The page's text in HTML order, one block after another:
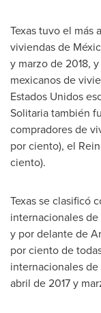
Texastuvo el más
viviendas de
y marzo de 2018,
mexicanos de
Estados Unidos
Solitariatambién
compradores de
por ciento), el
ciento).
Texasse clasificó
internacionales
y por delante de
por ciento de
internacionales
abril de 2017 y